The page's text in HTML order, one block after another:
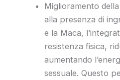
Miglioramento
alla presenza di
e la Maca,
resistenza fisica,
aumentando
sessuale. Questo